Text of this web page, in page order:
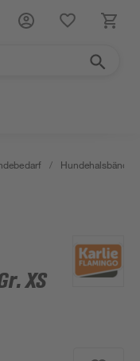
/ Hundehalsbänder
XS